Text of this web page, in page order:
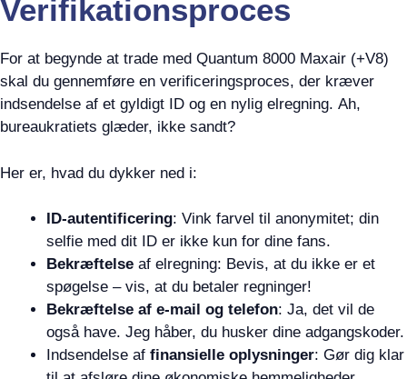
Verifikationsproces
For at begynde at trade med Quantum 8000 Maxair (+V8)
skal du gennemføre en verificeringsproces, der kræver
indsendelse af et gyldigt ID og en nylig elregning. Ah,
bureaukratiets glæder, ikke sandt?
Her er, hvad du dykker ned i:
ID-autentificering: Vink farvel til anonymitet; din
selfie med dit ID er ikke kun for dine fans.
Bekræftelse af elregning: Bevis, at du ikke er et
spøgelse – vis, at du betaler regninger!
Bekræftelse af e-mail og telefon: Ja, det vil de
også have. Jeg håber, du husker dine adgangskoder.
Indsendelse af finansielle oplysninger: Gør dig klar